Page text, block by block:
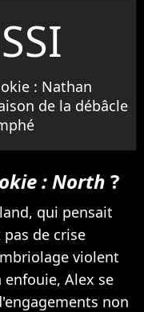
: Nathan
de la débâcle
: North ?
qui pensait
de crise
violent
Alex se
non